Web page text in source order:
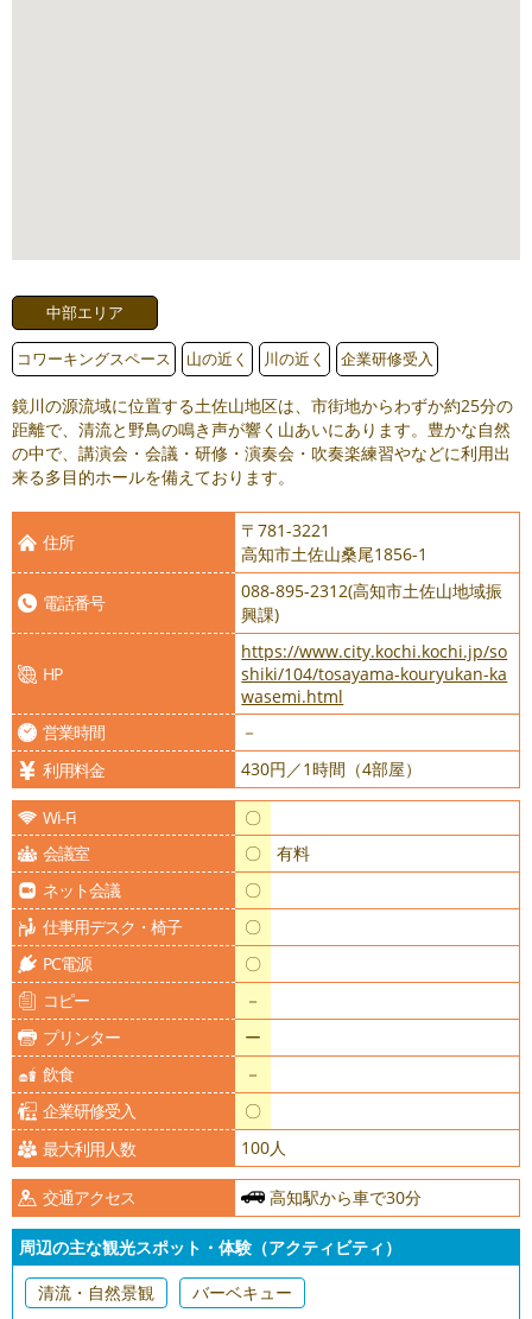
中部エリア
コワーキングスペース 山の近く 川の近く 企業研修受入
鏡川の源流域に位置する土佐山地区は、市街地からわずか約25分の
距離で、清流と野鳥の鳴き声が響く山あいにあります。豊かな自然
の中で、講演会・会議・研修・演奏会・吹奏楽練習やなどに利用出
来る多目的ホールを備えております。
住所
〒781-3221
高知市土佐山桑尾1856-1
電話番号
088-895-2312(高知市土佐山地域振
興課)
HP
https://www.city.kochi.kochi.jp/so
shiki/104/tosayama-kouryukan-ka
wasemi.html
営業時間
－
利用料金
430円／1時間（4部屋）
Wi-Fi
〇
会議室
〇
有料
ネット会議
〇
仕事用デスク・椅子
〇
PC電源
〇
コピー
－
プリンター
ー
飲食
－
企業研修受入
〇
最大利用人数
100人
交通アクセス 高知駅から車で30分
周辺の主な観光スポット・体験（アクティビティ）
清流・自然景観
バーベキュー